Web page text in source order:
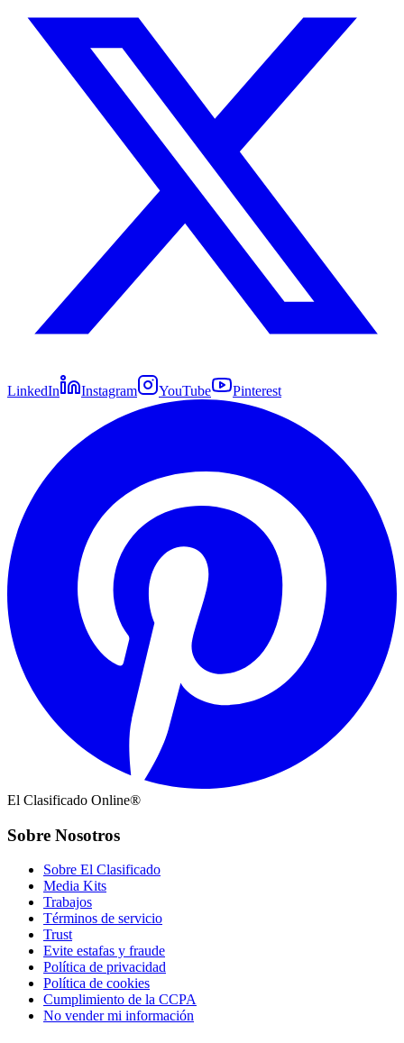
LinkedIn Instagram YouTube Pinterest
El Clasificado Online®
Sobre Nosotros
Sobre El Clasificado
Media Kits
Trabajos
Términos de servicio
Trust
Evite estafas y fraude
Política de privacidad
Política de cookies
Cumplimiento de la CCPA
No vender mi información